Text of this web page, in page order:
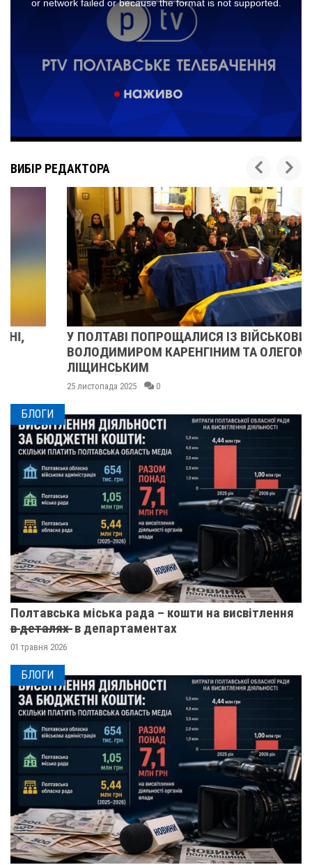
ВИБІР РЕДАКТОРА
У ПОЛТАВІ ПОПРОЩАЛИСЯ ІЗ ВІЙСЬКОВИМИ
ВОЛОДИМИРОМ КАРЕНГІНИМ ТА ОЛЕГОМ
ЛІЩИНСЬКИМ
25 листопада 2025 0
БЛОГИ
Полтавська міська рада – кошти на висвітлення
в̶ ̶д̶е̶т̶а̶л̶я̶х̶ ̶ в департаментах
01 травня 2026
БЛОГИ